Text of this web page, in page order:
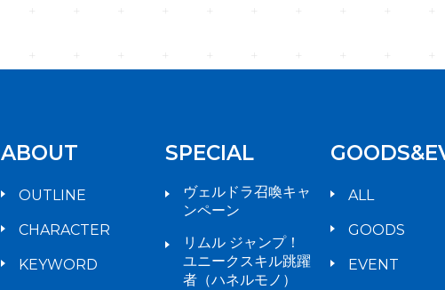
ABOUT
OUTLINE
CHARACTER
KEYWORD
SPECIAL
ヴェルドラ召喚キャ
ンペーン
リムル ジャンプ！
ユニークスキル跳躍
者（ハネルモノ）
ALL
GOODS
EVENT